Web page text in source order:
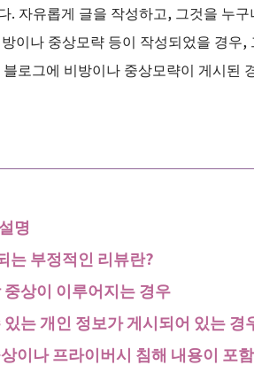
. 자유롭게 글을 작성하고, 그것을 누
이나 중상모략 등이 작성되었을 경우
로그에 비방이나 중상모략이 게시된
명
는 부정적인 리뷰란?
상이 이루어지는 경우
는 개인 정보가 게시되어 있는 경
이나 프라이버시 침해 내용이 포